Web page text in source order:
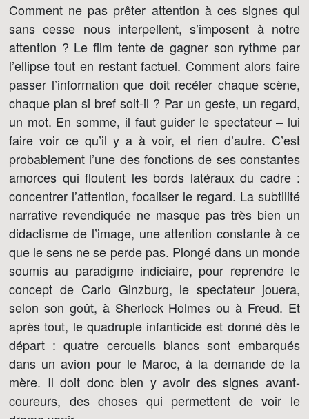
Comment ne pas prêter attention à ces signes qui
sans cesse nous interpellent, s’imposent à notre
attention ? Le film tente de gagner son rythme par
l’ellipse tout en restant factuel. Comment alors faire
passer l’information que doit recéler chaque scène,
chaque plan si bref soit-il ? Par un geste, un regard,
un mot. En somme, il faut guider le spectateur – lui
faire voir ce qu’il y a à voir, et rien d’autre. C’est
probablement l’une des fonctions de ses constantes
amorces qui floutent les bords latéraux du cadre :
concentrer l’attention, focaliser le regard. La subtilité
narrative revendiquée ne masque pas très bien un
didactisme de l’image, une attention constante à ce
que le sens ne se perde pas. Plongé dans un monde
soumis au paradigme indiciaire, pour reprendre le
concept de Carlo Ginzburg, le spectateur jouera,
selon son goût, à Sherlock Holmes ou à Freud. Et
après tout, le quadruple infanticide est donné dès le
départ : quatre cercueils blancs sont embarqués
dans un avion pour le Maroc, à la demande de la
mère. Il doit donc bien y avoir des signes avant-
coureurs, des choses qui permettent de voir le